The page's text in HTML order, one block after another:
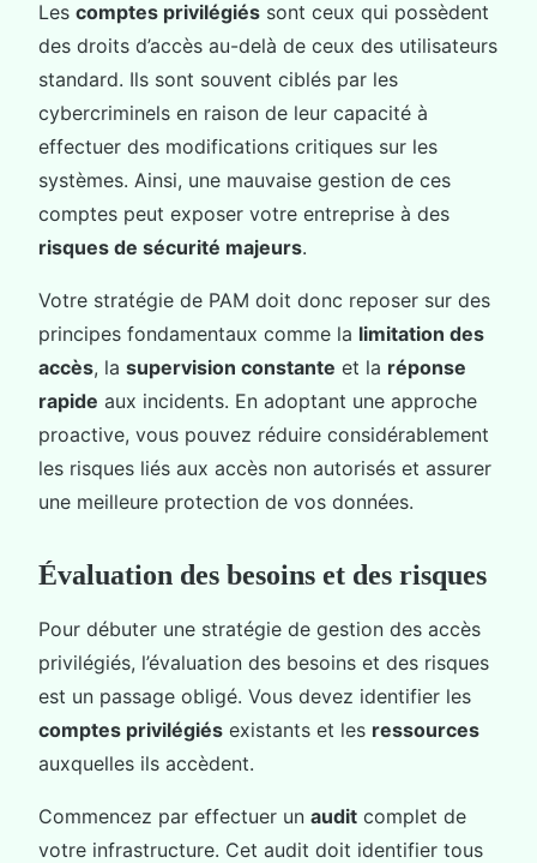
Les comptes privilégiés sont ceux qui possèdent
des droits d’accès au-delà de ceux des utilisateurs
standard. Ils sont souvent ciblés par les
cybercriminels en raison de leur capacité à
effectuer des modifications critiques sur les
systèmes. Ainsi, une mauvaise gestion de ces
comptes peut exposer votre entreprise à des
risques de sécurité majeurs.
Votre stratégie de PAM doit donc reposer sur des
principes fondamentaux comme la limitation des
accès, la supervision constante et la réponse
rapide aux incidents. En adoptant une approche
proactive, vous pouvez réduire considérablement
les risques liés aux accès non autorisés et assurer
une meilleure protection de vos données.
Évaluation des besoins et des risques
Pour débuter une stratégie de gestion des accès
privilégiés, l’évaluation des besoins et des risques
est un passage obligé. Vous devez identifier les
comptes privilégiés existants et les ressources
auxquelles ils accèdent.
Commencez par effectuer un audit complet de
votre infrastructure. Cet audit doit identifier tous